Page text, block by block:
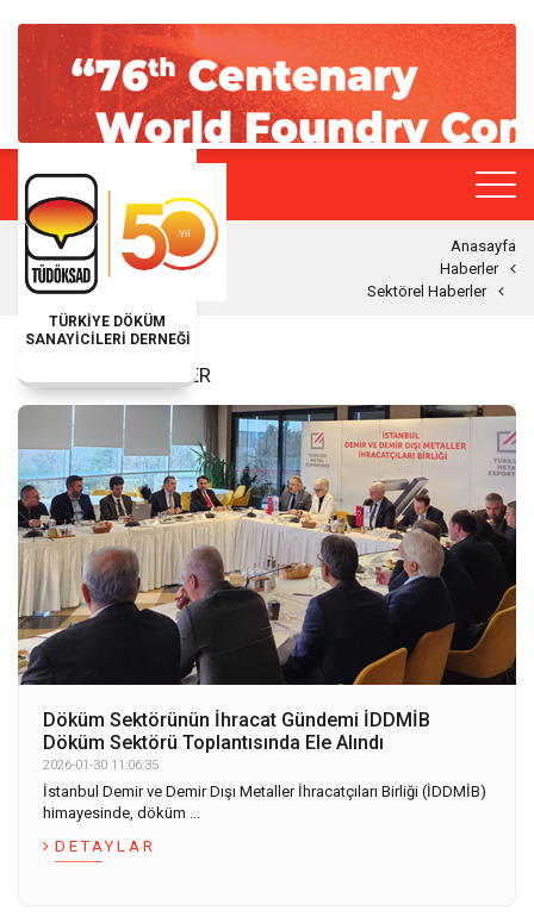
TÜRKİYE DÖKÜM
SANAYİCİLERİ DERNEĞİ
Anasayfa
Haberler
Sektörel Haberler
SEKTÖREL HABERLER
Döküm Sektörünün İhracat Gündemi İDDMİB
Döküm Sektörü Toplantısında Ele Alındı
2026-01-30 11:06:35
İstanbul Demir ve Demir Dışı Metaller İhracatçıları Birliği (İDDMİB)
himayesinde, döküm ...
DETAYLAR